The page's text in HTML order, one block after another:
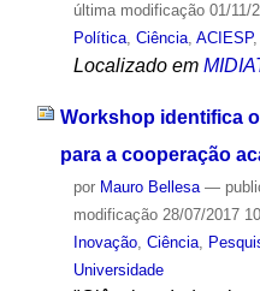
última modificação01/11/
Política, Ciência, ACIESP,
Localizado em
Workshop identifica
para a cooperação
por Mauro Bellesa —
modificação28/07/2017
Inovação, Ciência,
Universidade